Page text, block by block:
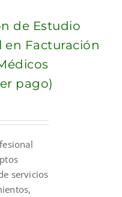
de Estudio
en Facturación
pago)
$270.00.
servicios